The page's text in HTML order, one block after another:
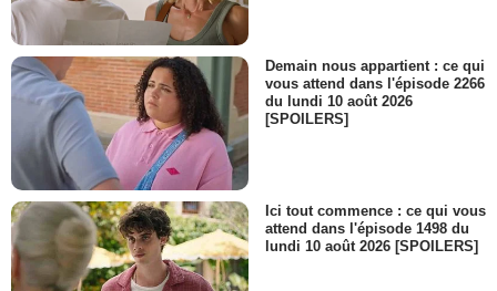
Demain nous appartient : ce qui
vous attend dans l'épisode 2266
du lundi 10 août 2026
[SPOILERS]
Ici tout commence : ce qui vous
attend dans l'épisode 1498 du
lundi 10 août 2026 [SPOILERS]